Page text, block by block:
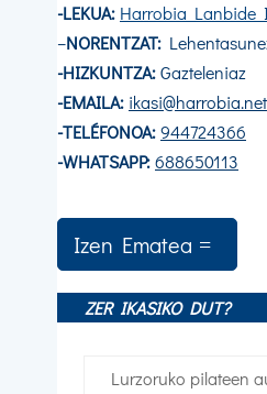
-LEKUA: Harrobia Lanbide
–NORENTZAT:
-HIZKUNTZA:Gazteleniaz
-EMAILA: ikasi@harrobia.net
-TELÉFONOA:944724366
-WHATSAPP:688650113
Izen Ematea
ZER IKASIKO DUT?
Lurzoruko pilateen